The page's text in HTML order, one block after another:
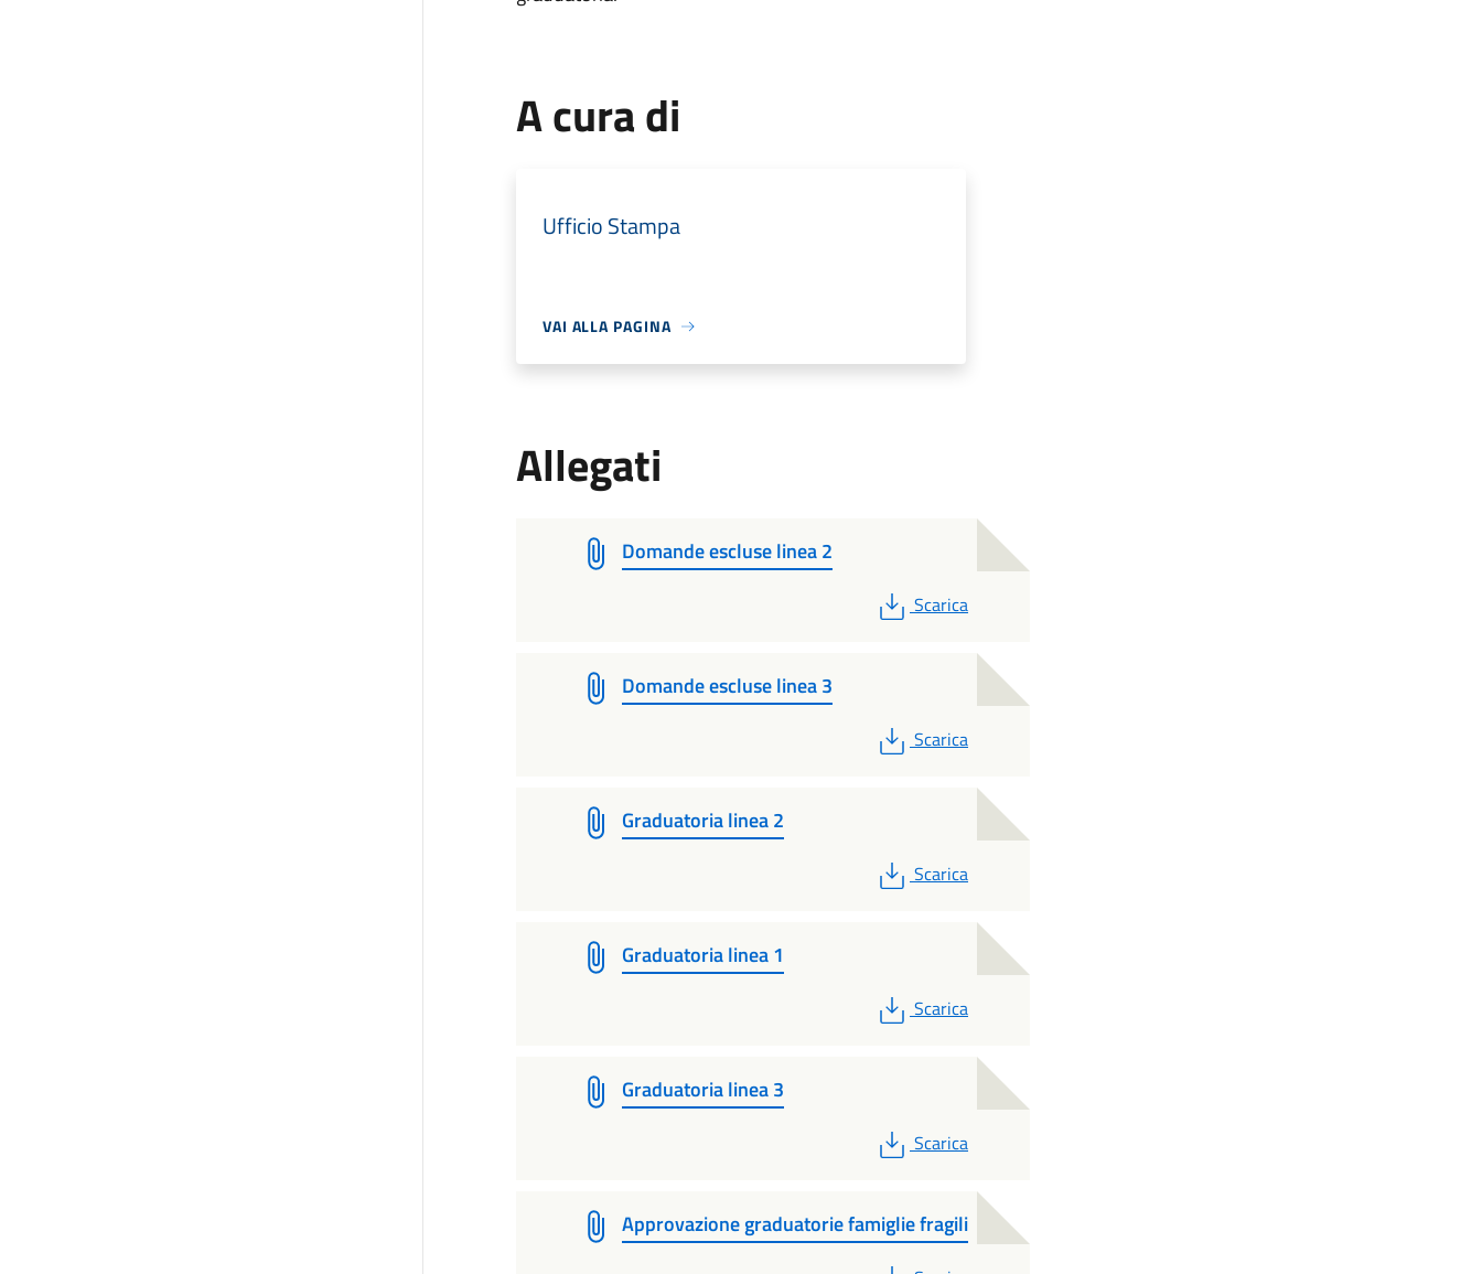
A cura di
Ufficio Stampa
VAI ALLA PAGINA
Allegati
Domande escluse linea 2
PDF
Scarica
Domande escluse linea 3
PDF
Scarica
Graduatoria linea 2
PDF
Scarica
Graduatoria linea 1
PDF
Scarica
Graduatoria linea 3
PDF
Scarica
Approvazione graduatorie famiglie fragili